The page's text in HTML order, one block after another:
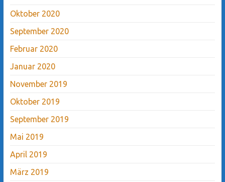
Oktober 2020
September 2020
Februar 2020
Januar 2020
November 2019
Oktober 2019
September 2019
Mai 2019
April 2019
März 2019